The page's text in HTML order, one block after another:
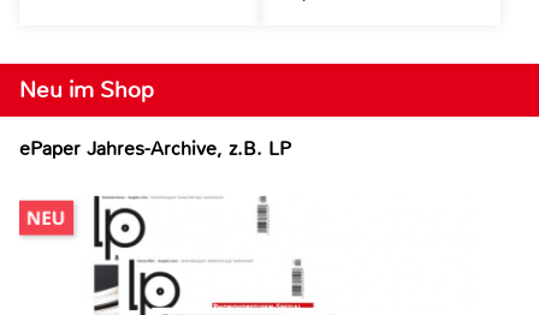
Neu im Shop
ePaper Jahres-Archive, z.B. LP